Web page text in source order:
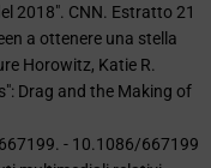
2018". CNN. Estratto 21
a ottenere una stella
Horowitz, Katie R.
Drag and the Making of
- 10.1086/667199